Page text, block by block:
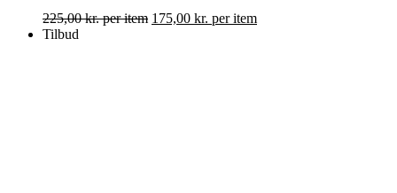
225,00kr.per item 175,00 kr. per item
Tilbud